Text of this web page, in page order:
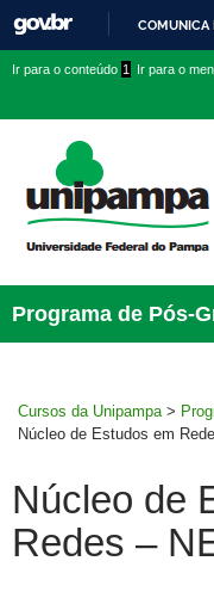
COMUNICA
conteúdo
menu
superior
menu
Ir para o conteúdo 1 Ir para o
Cursos da Unipampa >
Núcleo de Estudos em
Núcleo de
Redes –